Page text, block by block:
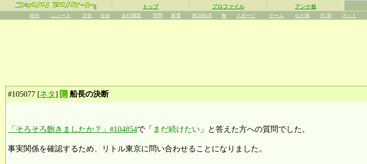
β トップ プロファイル アンケ板
総合 ニュース 文化 社会 会社職業 学問 家電 政治経済 食 スポーツ ゲーム 心と体 PC等 ネット
#105077 [ネタ] し 船長の決断
「そろそろ飽きましたか？」#104854で「 まだ続けたい 」と答えた方への質問でした。
事実関係を確認するため、リトル東京に問い合わせることになりました。